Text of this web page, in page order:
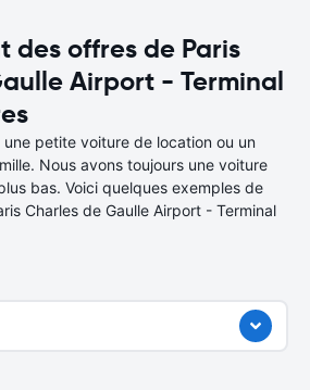
des offres de Paris
Airport - Terminal
petite voiture de location ou un
Nous avons toujours une voiture
bas. Voici quelques exemples de
Charles de Gaulle Airport - Terminal